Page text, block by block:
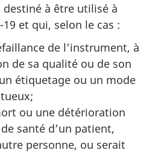
à être utilisé à
19 et qui, selon le cas :
de l’instrument, à
de sa qualité ou de son
étiquetage ou un mode
ou une détérioration
santé d’un patient,
personne, ou serait